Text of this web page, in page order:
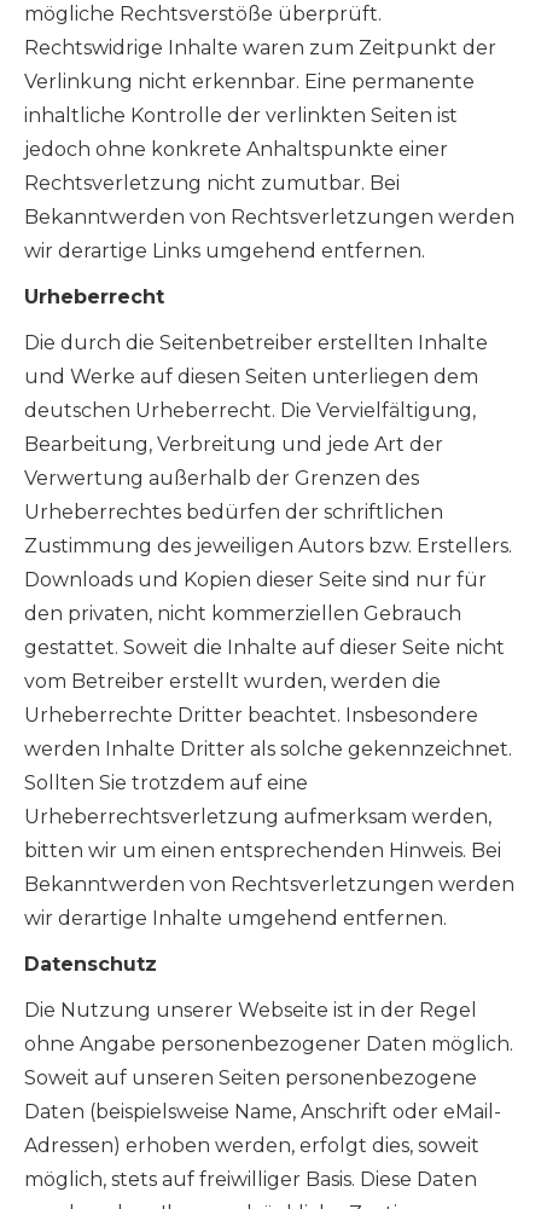
mögliche Rechtsverstöße überprüft.
Rechtswidrige Inhalte waren zum Zeitpunkt der
Verlinkung nicht erkennbar. Eine permanente
inhaltliche Kontrolle der verlinkten Seiten ist
jedoch ohne konkrete Anhaltspunkte einer
Rechtsverletzung nicht zumutbar. Bei
Bekanntwerden von Rechtsverletzungen werden
wir derartige Links umgehend entfernen.
Urheberrecht
Die durch die Seitenbetreiber erstellten Inhalte
und Werke auf diesen Seiten unterliegen dem
deutschen Urheberrecht. Die Vervielfältigung,
Bearbeitung, Verbreitung und jede Art der
Verwertung außerhalb der Grenzen des
Urheberrechtes bedürfen der schriftlichen
Zustimmung des jeweiligen Autors bzw. Erstellers.
Downloads und Kopien dieser Seite sind nur für
den privaten, nicht kommerziellen Gebrauch
gestattet. Soweit die Inhalte auf dieser Seite nicht
vom Betreiber erstellt wurden, werden die
Urheberrechte Dritter beachtet. Insbesondere
werden Inhalte Dritter als solche gekennzeichnet.
Sollten Sie trotzdem auf eine
Urheberrechtsverletzung aufmerksam werden,
bitten wir um einen entsprechenden Hinweis. Bei
Bekanntwerden von Rechtsverletzungen werden
wir derartige Inhalte umgehend entfernen.
Datenschutz
Die Nutzung unserer Webseite ist in der Regel
ohne Angabe personenbezogener Daten möglich.
Soweit auf unseren Seiten personenbezogene
Daten (beispielsweise Name, Anschrift oder eMail-
Adressen) erhoben werden, erfolgt dies, soweit
möglich, stets auf freiwilliger Basis. Diese Daten